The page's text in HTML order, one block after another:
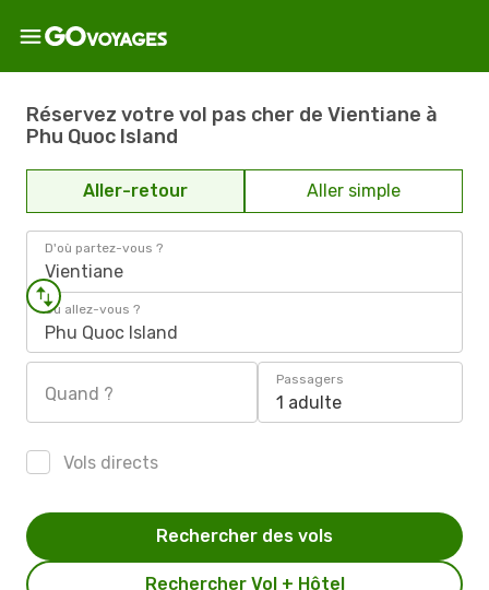
Réservez votre vol pas cher de Vientiane à
Phu Quoc Island
Aller-retour Aller simple
D'où partez-vous ?
Vientiane
Où allez-vous ?
Phu Quoc Island
Quand ?
Passagers
1 adulte
Vols directs
Rechercher Vol + Hôtel
Rechercher des vols